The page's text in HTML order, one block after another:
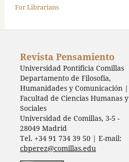
For Librarians
Revista Pensamiento
Universidad Pontificia Comillas
Departamento de Filosofía,
Humanidades y Comunicación |
Facultad de Ciencias Humanas y
Sociales
Universidad de Comillas, 3-5 -
28049 Madrid
Tel. +34 91 734 39 50 | E-mail:
cbperez@comillas.edu